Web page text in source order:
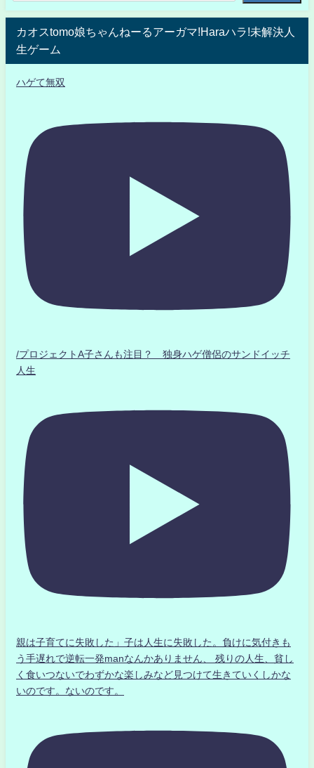
カオスtomo娘ちゃんねーるアーガマ!Haraハラ!未解決人
生ゲーム
ハゲて無双
/プロジェクトA子さんも注目？ 独身ハゲ僧侶のサンドイッチ
人生
親は子育てに失敗した」子は人生に失敗した。負けに気付きも
う手遅れで逆転一発manなんかありません、 残りの人生、貧し
く食いつないでわずかな楽しみなど見つけて生きていくしかな
いのです。ないのです。